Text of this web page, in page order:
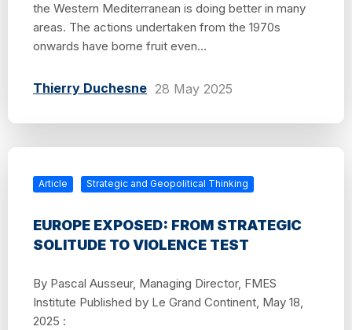
the Western Mediterranean is doing better in many
areas. The actions undertaken from the 1970s
onwards have borne fruit even...
Thierry Duchesne 28 May 2025
Article Strategic and Geopolitical Thinking
EUROPE EXPOSED: FROM STRATEGIC
SOLITUDE TO VIOLENCE TEST
By Pascal Ausseur, Managing Director, FMES
Institute Published by Le Grand Continent, May 18,
2025 :